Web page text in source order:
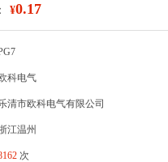
¥0.17
科电气
清市欧科电气有限公司
江温州
次